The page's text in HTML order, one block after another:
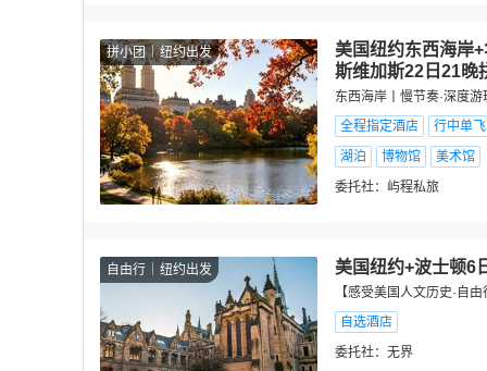
拼小团 纽约出发
美国纽约东西海岸
斯维加斯22日21晚
东西海岸丨慢节奏·深度
全程指定酒店
行中单飞
湖泊
博物馆
美术馆
委托社： 屿程私旅
自由行 纽约出发 美国纽约+波士顿6
【感受美国人文历史·自
自选酒店
委托社： 无界